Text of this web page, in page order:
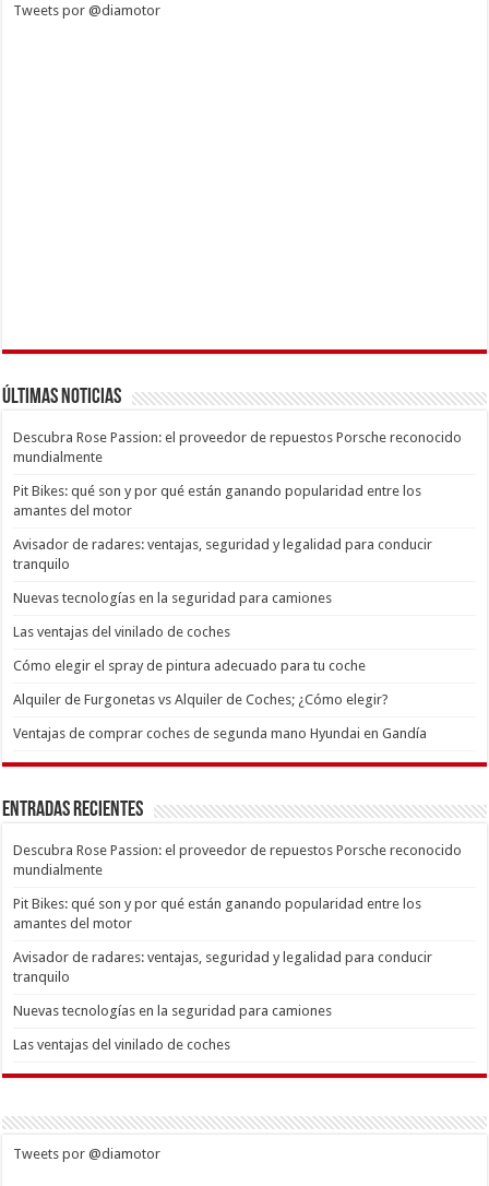
Tweets por @diamotor
Últimas Noticias
Descubra Rose Passion: el proveedor de repuestos Porsche reconocido
mundialmente
Pit Bikes: qué son y por qué están ganando popularidad entre los
amantes del motor
Avisador de radares: ventajas, seguridad y legalidad para conducir
tranquilo
Nuevas tecnologías en la seguridad para camiones
Las ventajas del vinilado de coches
Cómo elegir el spray de pintura adecuado para tu coche
Alquiler de Furgonetas vs Alquiler de Coches; ¿Cómo elegir?
Ventajas de comprar coches de segunda mano Hyundai en Gandía
Entradas recientes
Descubra Rose Passion: el proveedor de repuestos Porsche reconocido
mundialmente
Pit Bikes: qué son y por qué están ganando popularidad entre los
amantes del motor
Avisador de radares: ventajas, seguridad y legalidad para conducir
tranquilo
Nuevas tecnologías en la seguridad para camiones
Las ventajas del vinilado de coches
Tweets por @diamotor